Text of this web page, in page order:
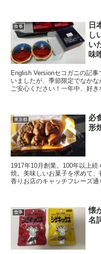
食事
日
し
い
味
English Versionセコガニの記
いましたが、季節限定でなかな
ご安心ください！一年中、好
東京都
必
形
1917年10月創業。100年以上
焼。美味しいお菓子を求めて
香りお店のキャッチフレーズ
食事
懐
名